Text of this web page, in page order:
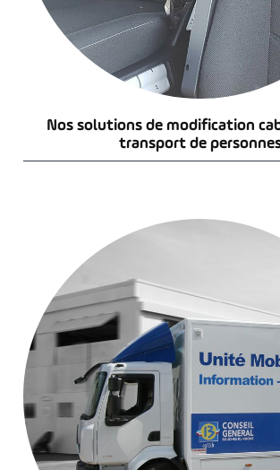
Nos solutions de modification
transport de